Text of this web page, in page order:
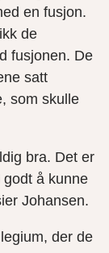
en fusjon.
de
fusjonen. De
satt
som skulle
bra. Det er
å kunne
Johansen.
der de